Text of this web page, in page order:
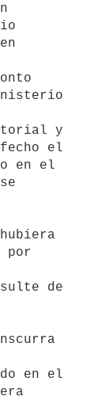
y
el
en el
por
de
en el